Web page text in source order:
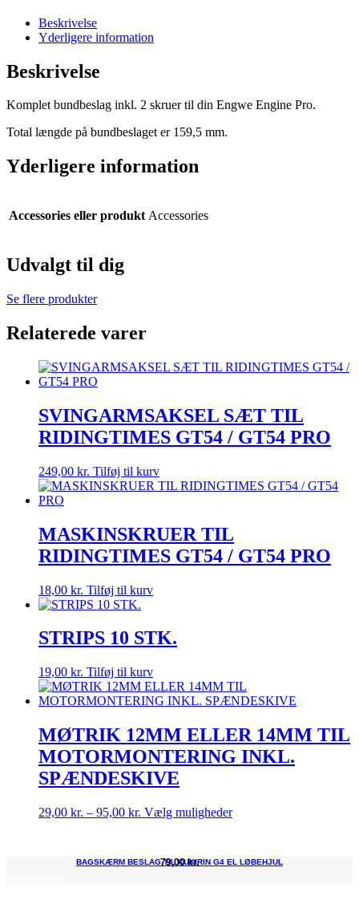
Beskrivelse
Yderligere information
Beskrivelse
Komplet bundbeslag inkl. 2 skruer til din Engwe Engine Pro.
Total længde på bundbeslaget er 159,5 mm.
Yderligere information
Accessories eller produkt Accessories
Udvalgt til dig
Se flere produkter
Relaterede varer
SVINGARMSAKSEL SÆT TIL
RIDINGTIMES GT54 / GT54 PRO
249,00 kr. Tilføj til kurv
MASKINSKRUER TIL
RIDINGTIMES GT54 / GT54 PRO
18,00 kr. Tilføj til kurv
STRIPS 10 STK.
19,00 kr. Tilføj til kurv
MØTRIK 12MM ELLER 14MM TIL
MOTORMONTERING INKL.
SPÆNDESKIVE
29,00 kr. – 95,00 kr. Prisinterval:
Vælg mulighederDette
varianter.
79,00kr.
BAGSKÆRM BESLAG TIL KUKIRIN G4 EL LØBEHJUL